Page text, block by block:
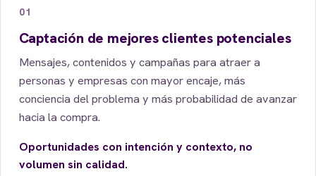
01
Captación de mejores clientes potenciales
Mensajes, contenidos y campañas para atraer a
personas y empresas con mayor encaje, más
conciencia del problema y más probabilidad de avanzar
hacia la compra.
Oportunidades con intención y contexto, no
volumen sin calidad.